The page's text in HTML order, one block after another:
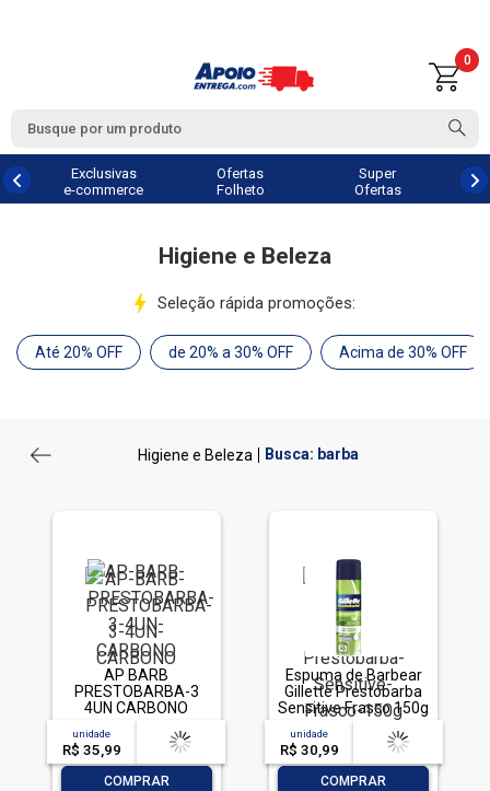
0
Exclusivas
e-commerce
Ofertas
Folheto
Super
Ofertas
Higiene e Beleza
Seleção rápida promoções:
Até 20% OFF de 20% a 30% OFF Acima de 30% OFF
Higiene e Beleza Busca: barba
AP BARB
PRESTOBARBA-3
4UN CARBONO
unidade
R$ 35,99
acima de
-- --,--un.
COMPRAR
Espuma de Barbear
Gillette Prestobarba
Sensitive Frasco 150g
unidade
R$ 30,99
acima de
-- --,--un.
COMPRAR